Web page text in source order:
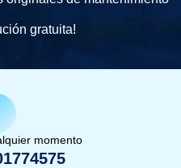
gratuita!
momento